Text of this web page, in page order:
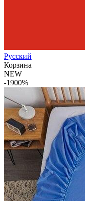
Русский
Корзина
NEW
-1900%